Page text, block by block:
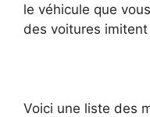
le véhicule que
des voitures
Voici une liste des